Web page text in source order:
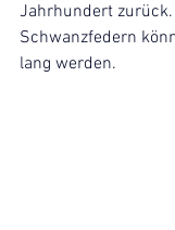
Jahrhundert zurück.
Schwanzfedern
lang werden.